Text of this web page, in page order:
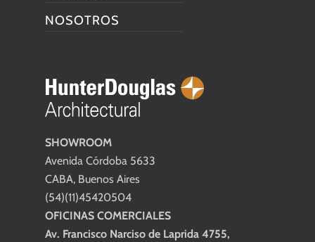
SHOWROOM
Avenida Córdoba 5633
CABA, Buenos Aires
(54)(11)45420504
OFICINAS COMERCIALES
Av. Francisco Narciso de Laprida 4755,
NOSOTROS